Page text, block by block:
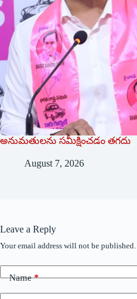
అనుమ‌తుల‌ను స‌మీక్షించ‌డం త‌గ‌దు
August 7, 2026
Leave a Reply
Your email address will not be published.
Name*